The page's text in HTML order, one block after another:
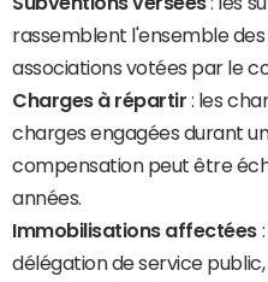
rassemblent l'ensemble des
associations votées par le
Charges à répartir : les
charges engagées durant
compensation peut être
années.
Immobilisations affectées
délégation de service